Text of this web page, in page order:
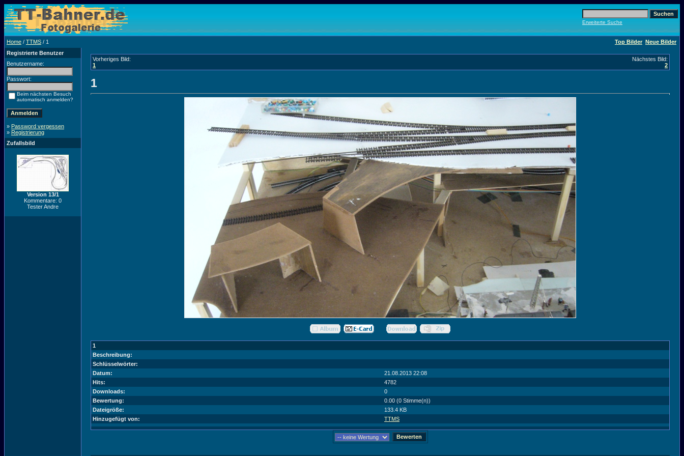
Erweiterte Suche
Home / TTMS / 1 Top Bilder Neue Bilder
Registrierte Benutzer
Benutzername:
Passwort:
Beim nächsten Besuch
automatisch anmelden?
» Password vergessen
» Registrierung
Zufallsbild
Version 13/1
Kommentare: 0
Tester Andre
Vorheriges Bild:
1
Nächstes Bild:
2
1
1
Beschreibung:
Schlüsselwörter:
Datum:
21.08.2013 22:08
Hits:
4782
Downloads:
0
Bewertung:
0.00 (0 Stimme(n))
Dateigröße:
133.4 KB
Hinzugefügt von:
TTMS